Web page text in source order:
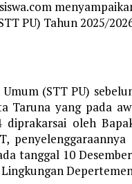
PU) Tahun 2025/
(STT PU)
Taruna yang pada
oleh
tanggal 10